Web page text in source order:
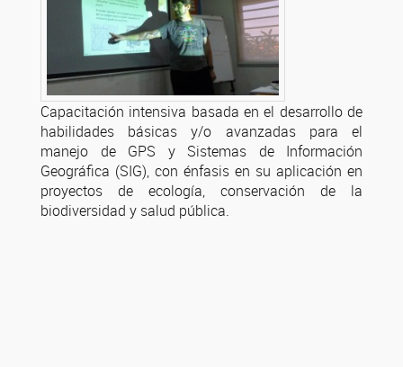
Capacitación intensiva basada en el desarrollo de
habilidades básicas y/o avanzadas para el
manejo de GPS y Sistemas de Información
Geográfica (SIG), con énfasis en su aplicación en
proyectos de ecología, conservación de la
biodiversidad y salud pública.